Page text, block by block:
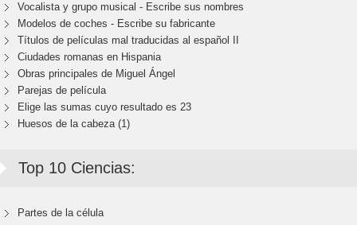
Vocalista y grupo musical - Escribe sus nombres
Modelos de coches - Escribe su fabricante
Títulos de películas mal traducidas al español II
Ciudades romanas en Hispania
Obras principales de Miguel Ángel
Parejas de película
Elige las sumas cuyo resultado es 23
Huesos de la cabeza (1)
Top 10 Ciencias:
Partes de la célula